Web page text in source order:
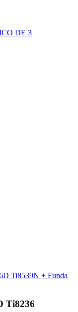
DE 3
Ti8539N + Funda
Ti8236